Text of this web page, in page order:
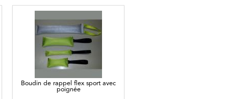
Boudin de rappel flex sport avec
poignée